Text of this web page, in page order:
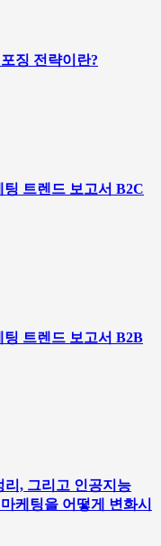
징 전략이란?
팅 트렌드 보고서 B2C
팅 트렌드 보고서 B2B
, 그리고 인공지능
케팅을 어떻게 변화시